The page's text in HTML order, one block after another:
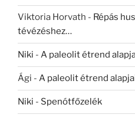
Viktoria Horvath - Répás
tévézéshez…
Niki - A paleolit étrend
Ági - A paleolit étrend
Niki - Spenótfőzelék